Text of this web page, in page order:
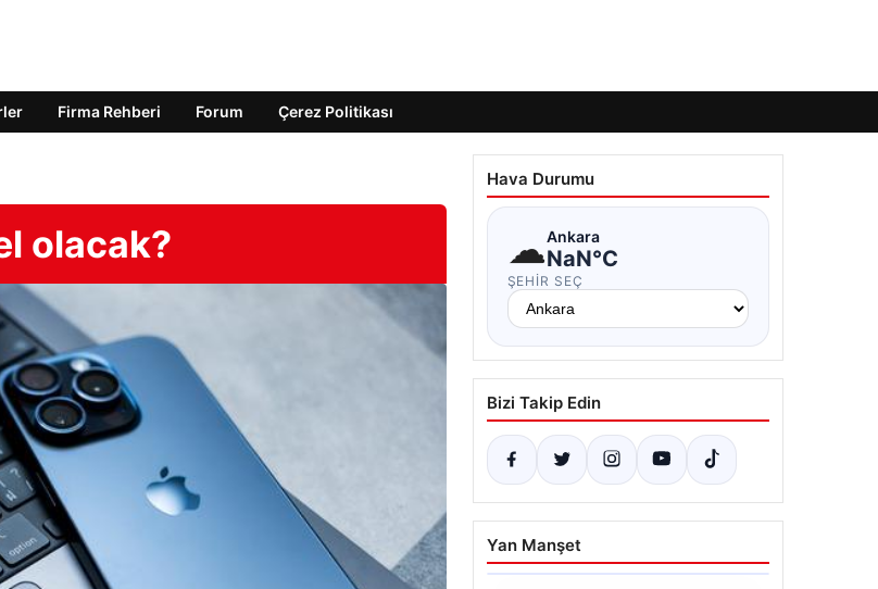
Firma Rehberi Forum Çerez Politikası
olacak?
Hava Durumu
☁Ankara
NaN°C
ŞEHIR SEÇ
Bizi Takip Edin
Yan Manşet